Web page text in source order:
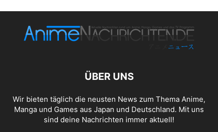
ÜBER UNS
Wir bieten täglich die neusten News zum Thema Anime,
Manga und Games aus Japan und Deutschland. Mit uns
sind deine Nachrichten immer aktuell!